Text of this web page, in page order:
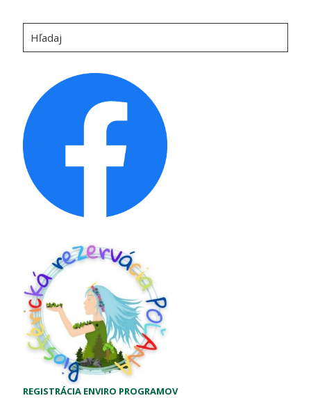
REGISTRÁCIA ENVIRO PROGRAMOV